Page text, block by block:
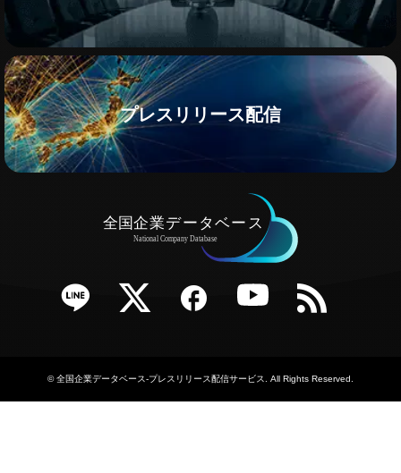
プレスリリース配信
Twitter Facebook YouTube RSS
©全国企業データベース-プレスリリース配信サービス . All Rights Reserved.